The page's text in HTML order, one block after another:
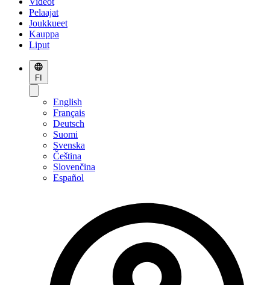
Pelaajat
Joukkueet
Kauppa
Liput
FI
English
Français
Deutsch
Suomi
Svenska
Čeština
Slovenčina
Español